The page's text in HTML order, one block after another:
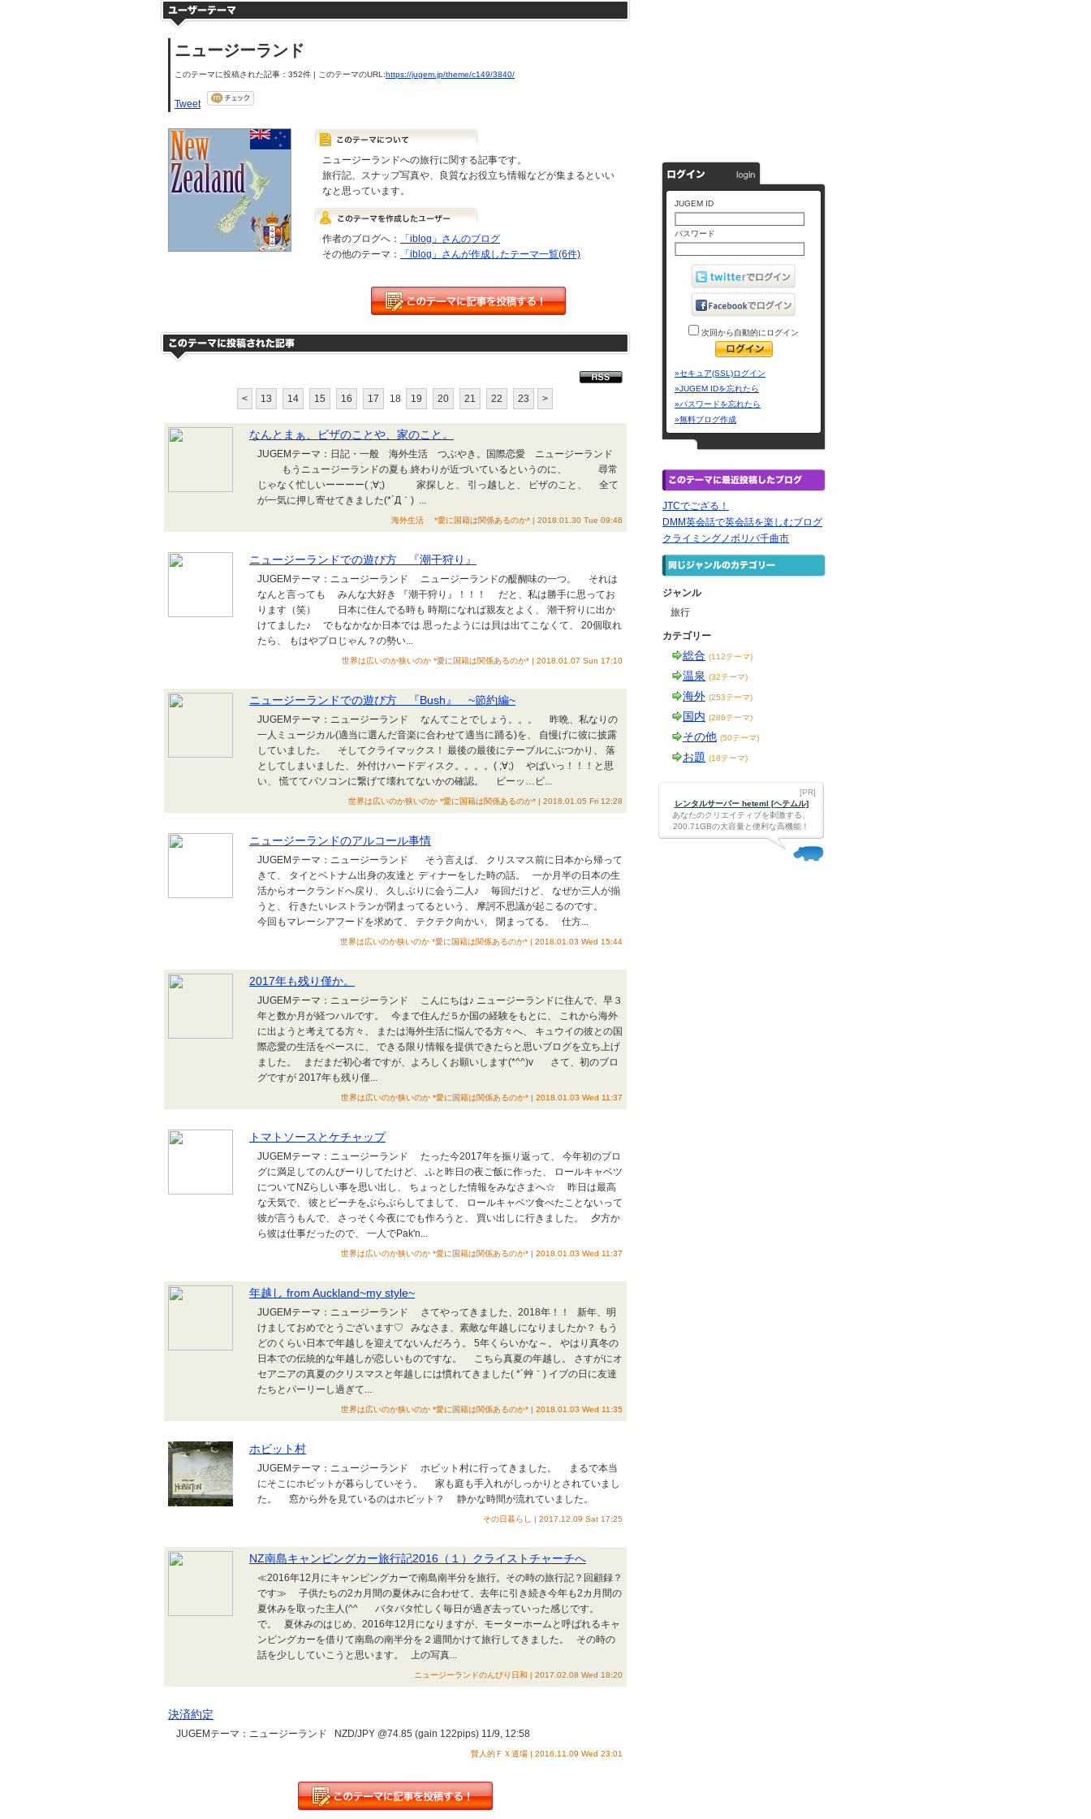
ニュージーランド
このテーマに投稿された記事：352件 | このテーマのURL:https://jugem.jp/theme/c149/3840/
Tweet
ニュージーランドへの旅行に関する記事です。
旅行記、スナップ写真や、良質なお役立ち情報などが集まるといい
なと思っています。
作者のブログへ：
「iblog」さんのブログ
その他のテーマ：
「iblog」さんが作成したテーマ一覧(6件)
< 13 14 15 16 17 18 19 20 21 22 23 >
なんとまぁ、ビザのことや、家のこと。
JUGEMテーマ：日記・一般 海外生活 つぶやき。国際恋愛 ニュージーランド
もうニュージーランドの夏も 終わりが近づいているというのに、 尋常
じゃなく忙しいーーーー( ;∀;) 家探しと、 引っ越しと、 ビザのこと、 全て
が一気に押し寄せてきました(*´Д｀) ...
海外生活 *愛に国籍は関係あるのか* | 2018.01.30 Tue 09:46
ニュージーランドでの遊び方 『潮干狩り』
JUGEMテーマ：ニュージーランド ニュージーランドの醍醐味の一つ。 それは
なんと言っても みんな大好き 『潮干狩り』！！！ だと、私は勝手に思ってお
ります（笑） 日本に住んでる時も 時期になれば親友とよく、 潮干狩りに出か
けてました♪ でもなかなか日本では 思ったようには貝は出てこなくて、 20個取れ
たら、 もはやプロじゃん？の勢い...
世界は広いのか狭いのか *愛に国籍は関係あるのか* | 2018.01.07 Sun 17:10
ニュージーランドでの遊び方 『Bush』 ~節約編~
JUGEMテーマ：ニュージーランド なんてことでしょう。。。 昨晩、私なりの
一人ミュージカル(適当に選んだ音楽に合わせて適当に踊る)を、 自慢げに彼に披露
していました。 そしてクライマックス！ 最後の最後にテーブルにぶつかり、 落
としてしまいました、 外付けハードディスク。。。。( ;∀;) やばいっ！！！と思
い、 慌ててパソコンに繋げて壊れてないかの確認。 ピーッ…ピ...
世界は広いのか狭いのか *愛に国籍は関係あるのか* | 2018.01.05 Fri 12:28
ニュージーランドのアルコール事情
JUGEMテーマ：ニュージーランド そう言えば、 クリスマス前に日本から帰って
きて、 タイとベトナム出身の友達と ディナーをした時の話。 一か月半の日本の生
活からオークランドへ戻り、 久しぶりに会う二人♪ 毎回だけど、 なぜか三人が揃
うと、 行きたいレストランが閉まってるという、 摩訶不思議が起こるのです。
今回もマレーシアフードを求めて、 テクテク向かい、 閉まってる。 仕方...
世界は広いのか狭いのか *愛に国籍は関係あるのか* | 2018.01.03 Wed 15:44
2017年も残り僅か。
JUGEMテーマ：ニュージーランド こんにちは♪ ニュージーランドに住んで、早３
年と数か月が経つハルです。 今まで住んだ５か国の経験をもとに、 これから海外
に出ようと考えてる方々、 または海外生活に悩んでる方々へ、 キュウイの彼との国
際恋愛の生活をベースに、 できる限り情報を提供できたらと思いブログを立ち上げ
ました。 まだまだ初心者ですが、よろしくお願いします(*^^)v さて、初のブロ
グですが 2017年も残り僅...
世界は広いのか狭いのか *愛に国籍は関係あるのか* | 2018.01.03 Wed 11:37
トマトソースとケチャップ
JUGEMテーマ：ニュージーランド たった今2017年を振り返って、 今年初のブロ
グに満足してのんびーりしてたけど、 ふと昨日の夜ご飯に作った、 ロールキャベツ
についてNZらしい事を思い出し、 ちょっとした情報をみなさまへ☆ 昨日は最高
な天気で、 彼とビーチをぶらぶらしてまして、 ロールキャベツ食べたことないって
彼が言うもんで、 さっそく今夜にでも作ろうと、 買い出しに行きました。 夕方か
ら彼は仕事だったので、 一人でPak'n...
世界は広いのか狭いのか *愛に国籍は関係あるのか* | 2018.01.03 Wed 11:37
年越し from Auckland~my style~
JUGEMテーマ：ニュージーランド さてやってきました、2018年！！ 新年、明
けましておめでとうございます♡ みなさま、素敵な年越しになりましたか？ もう
どのくらい日本で年越しを迎えてないんだろう。 5年くらいかな～。 やはり真冬の
日本での伝統的な年越しが恋しいものですな。 こちら真夏の年越し。 さすがにオ
セアニアの真夏のクリスマスと年越しには慣れてきました( *´艸｀) イブの日に友達
たちとパーリーし過ぎて...
世界は広いのか狭いのか *愛に国籍は関係あるのか* | 2018.01.03 Wed 11:35
ホビット村
JUGEMテーマ：ニュージーランド ホビット村に行ってきました。 まるで本当
にそこにホビットが暮らしていそう。 家も庭も手入れがしっかりとされていまし
た。 窓から外を見ているのはホビット？ 静かな時間が流れていました。
その日暮らし | 2017.12.09 Sat 17:25
NZ南島キャンピングカー旅行記2016（１）クライストチャーチへ
≪2016年12月にキャンピングカーで南島南半分を旅行。その時の旅行記？回顧録？
です≫ 子供たちの2カ月間の夏休みに合わせて、去年に引き続き今年も2カ月間の
夏休みを取った主人(^^ゞ バタバタ忙しく毎日が過ぎ去っていった感じです。
で。 夏休みのはじめ、2016年12月になりますが、モーターホームと呼ばれるキャ
ンピングカーを借りて南島の南半分を２週間かけて旅行してきました。 その時の
話を少ししていこうと思います。 上の写真...
ニュージーランドのんびり日和 | 2017.02.08 Wed 18:20
決済約定
JUGEMテーマ：ニュージーランド NZD/JPY @74.85 (gain 122pips) 11/9, 12:58
賢人的ＦＸ道場 | 2016.11.09 Wed 23:01
JUGEM ID
パスワード
次回から自動的にログイン
»セキュア(SSL)ログイン
»JUGEM IDを忘れたら
»パスワードを忘れたら
»無料ブログ作成
JTCでござる！
DMM英会話で英会話を楽しむブログ
クライミングノボリバ千曲市
ジャンル
旅行
カテゴリー
総合 (112テーマ)
温泉 (32テーマ)
海外 (253テーマ)
国内 (286テーマ)
その他 (50テーマ)
お題 (18テーマ)
[PR]
レンタルサーバー heteml [ヘテムル]
あなたのクリエイティブを刺激する、
200.71GBの大容量と便利な高機能！